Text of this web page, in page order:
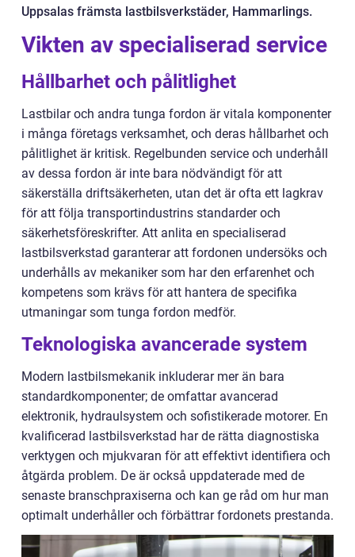
Uppsalas främsta lastbilsverkstäder, Hammarlings.
Vikten av specialiserad service
Hållbarhet och pålitlighet
Lastbilar och andra tunga fordon är vitala komponenter
i många företags verksamhet, och deras hållbarhet och
pålitlighet är kritisk. Regelbunden service och underhåll
av dessa fordon är inte bara nödvändigt för att
säkerställa driftsäkerheten, utan det är ofta ett lagkrav
för att följa transportindustrins standarder och
säkerhetsföreskrifter. Att anlita en specialiserad
lastbilsverkstad garanterar att fordonen undersöks och
underhålls av mekaniker som har den erfarenhet och
kompetens som krävs för att hantera de specifika
utmaningar som tunga fordon medför.
Teknologiska avancerade system
Modern lastbilsmekanik inkluderar mer än bara
standardkomponenter; de omfattar avancerad
elektronik, hydraulsystem och sofistikerade motorer. En
kvalificerad lastbilsverkstad har de rätta diagnostiska
verktygen och mjukvaran för att effektivt identifiera och
åtgärda problem. De är också uppdaterade med de
senaste branschpraxiserna och kan ge råd om hur man
optimalt underhåller och förbättrar fordonets prestanda.